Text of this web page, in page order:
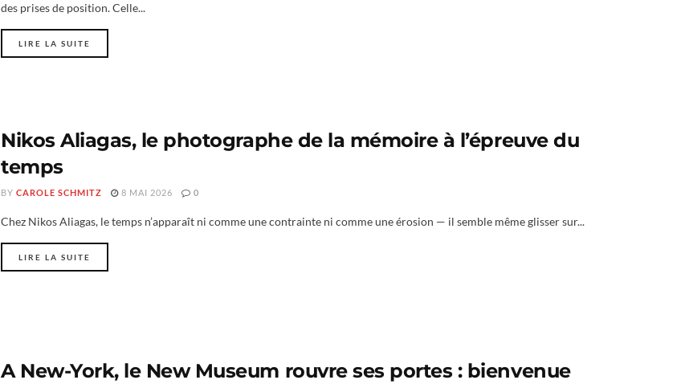
des prises de position. Celle...
LIRE LA SUITE
Nikos Aliagas, le photographe de la mémoire à l’épreuve du
temps
BY CAROLE SCHMITZ 8 MAI 2026 0
Chez Nikos Aliagas, le temps n’apparaît ni comme une contrainte ni comme une érosion — il semble même glisser sur...
LIRE LA SUITE
A New-York, le New Museum rouvre ses portes : bienvenue